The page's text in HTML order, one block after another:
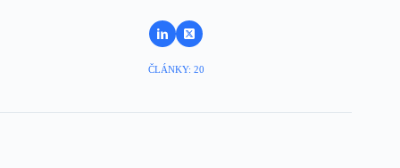
ČLÁNKY: 20